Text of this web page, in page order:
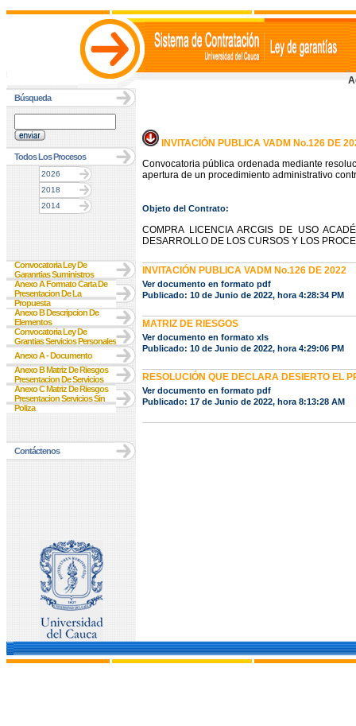
Búsqueda
Todos Los Procesos
2026
2018
2014
Convocatoria Ley De
Garanrtias Suministros
Anexo A Formato Carta De
Presentacion De La
Propuesta
Anexo B Descripcion De
Elementos
Convocatoria Ley De
Grantias Servicios Personales
Anexo A - Documento
Anexo B Matriz De Riesgos
Presentacion De Servicios
Anexo C Matriz De Riesgos
Presentacion Servicios Sin
Poliza
Contáctenos
INVITACIÓN PUBLICA VADM No.126 DE
Convocatoria pública ordenada mediante
apertura de un procedimiento administrativo
Objeto del Contrato:
COMPRA LICENCIA ARCGIS DE USO
DESARROLLO DE LOS CURSOS Y LOS
INVITACIÓN PUBLICA VADM No.126 DE 2022
Ver documento en formato pdf
Publicado: 10 de Junio de 2022, hora 4:28:34 PM
MATRIZ DE RIESGOS
Ver documento en formato xls
Publicado: 10 de Junio de 2022, hora 4:29:06 PM
RESOLUCIÓN QUE DECLARA DESIERTO EL
Ver documento en formato pdf
Publicado: 17 de Junio de 2022, hora 8:13:28 AM